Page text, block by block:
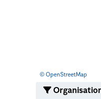
© OpenStreetMap